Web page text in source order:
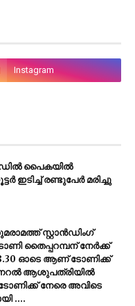
പൈകയിൽ
ഇടിച്ച് രണ്ടുപേർ മരിച്ചു
സ്റ്റാൻഡിംഗ്
തൈപ്പറമ്പന് നേർക്ക്
ഓടെ ആണ് ടോണിക്ക്
ആശുപത്രിയിൽ
നേരെ അവിടെ
....